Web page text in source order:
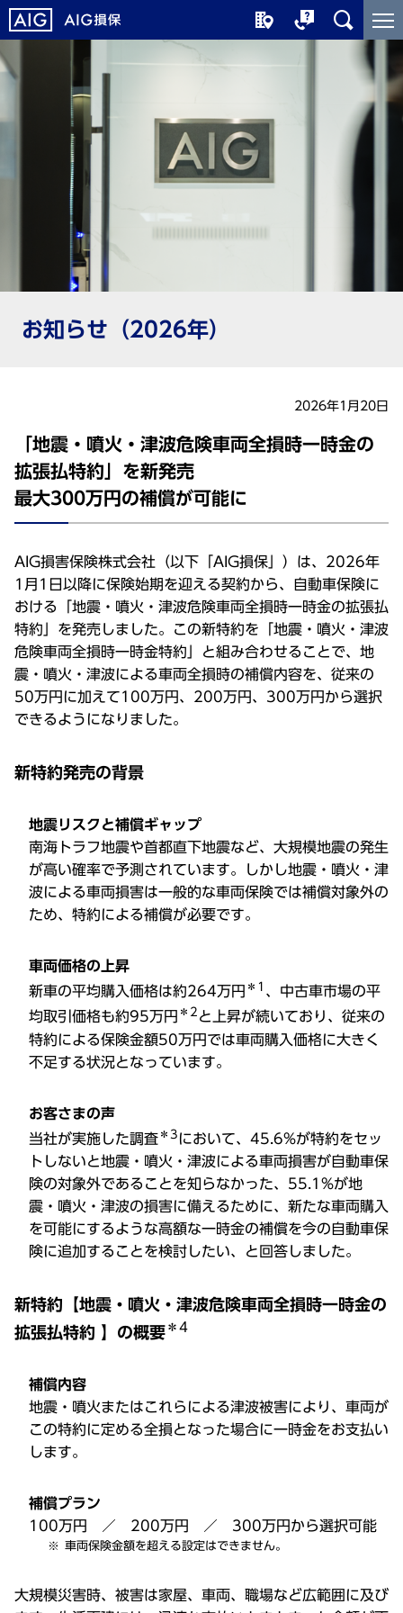
メ
イ
ン
コ
テ
こ
こ
か
ら
イ
お知らせ（2026年）
2026年1月20日
「地震・噴火・津波危険車両全損時一時金の
拡張払特約」を新発売
最大300万円の補償が可能に
AIG損害保険株式会社（以下「AIG損保」）は、2026年
1月1日以降に保険始期を迎える契約から、自動車保険に
おける「地震・噴火・津波危険車両全損時一時金の拡張払
特約」を発売しました。この新特約を「地震・噴火・津波
危険車両全損時一時金特約」と組み合わせることで、地
震・噴火・津波による車両全損時の補償内容を、従来の
50万円に加えて100万円、200万円、300万円から選択
できるようになりました。
新特約発売の背景
地震リスクと補償ギャップ
南海トラフ地震や首都直下地震など、大規模地震の発生
が高い確率で予測されています。しかし地震・噴火・津
波による車両損害は一般的な車両保険では補償対象外の
ため、特約による補償が必要です。
車両価格の上昇
新車の平均購入価格は約264万円 ＊1 、中古車市場の平
均取引価格も約95万円 ＊2 と上昇が続いており、従来の
特約による保険金額50万円では車両購入価格に大きく
不足する状況となっています。
お客さまの声
当社が実施した調査 ＊3 において、45.6%が特約をセッ
トしないと地震・噴火・津波による車両損害が自動車保
険の対象外であることを知らなかった、55.1%が地
震・噴火・津波の損害に備えるために、新たな車両購入
を可能にするような高額な一時金の補償を今の自動車保
険に追加することを検討したい、と回答しました。
新特約【地震・噴火・津波危険車両全損時一時金の
拡張払特約 】の概要 ＊4
補償内容
地震・噴火またはこれらによる津波被害により、車両が
この特約に定める全損となった場合に一時金をお支払い
します。
補償プラン
100万円 ／ 200万円 ／ 300万円から選択可能
車両保険金額を超える設定はできません。
大規模災害時、被害は家屋、車両、職場など広範囲に及び